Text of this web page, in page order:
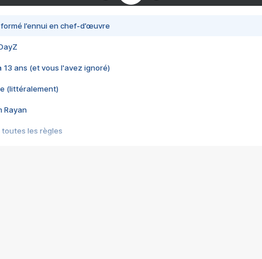
l’ennui en chef-d’œuvre
13 ans (et vous l'avez ignoré)
(littéralement)
Rayan
toutes les règles